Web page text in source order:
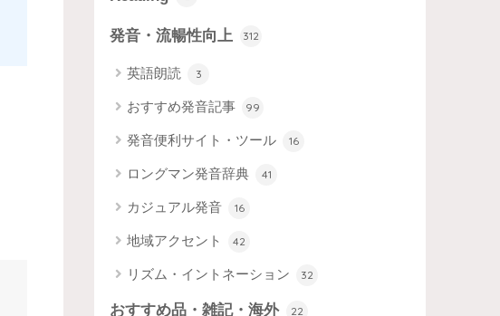
発音・流暢性向上 312
英語朗読 3
おすすめ発音記事 99
発音便利サイト・ツール 16
ロングマン発音辞典 41
カジュアル発音 16
地域アクセント 42
リズム・イントネーション 32
おすすめ品・雑記・海外 22